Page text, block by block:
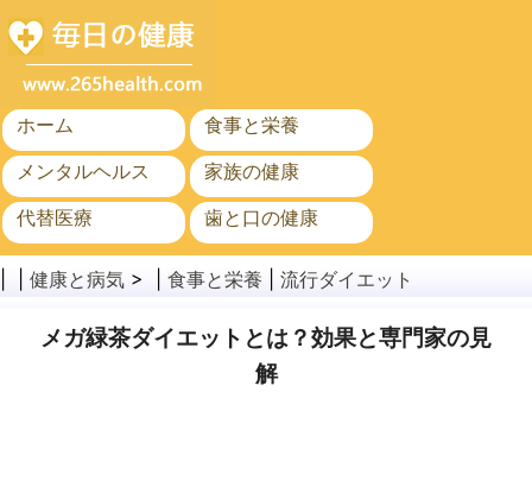
ホーム
食事と栄養
メンタルヘルス
家族の健康
代替医療
歯と口の健康
がん
公衆衛生
健康と病気 > | 食事と栄養 流行ダイエット
メガ緑茶ダイエットとは？効果と専門家の見
解